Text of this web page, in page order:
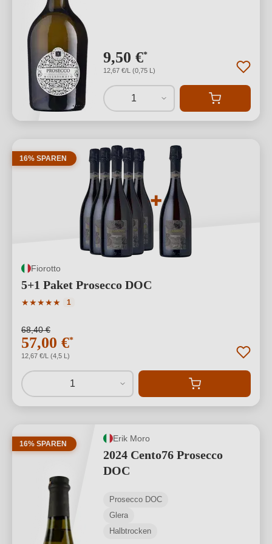
9,50 €*
12,67 €/L (0,75 L)
1
16% SPAREN
Fiorotto
5+1 Paket Prosecco DOC
★★★★★
Durchschnittliche Bewertung von 5 von 5 Sternen
1
68,40 €
57,00 €*
12,67 €/L (4,5 L)
1
16% SPAREN
Erik Moro
2024 Cento76 Prosecco
DOC
Prosecco DOC
Glera
Halbtrocken